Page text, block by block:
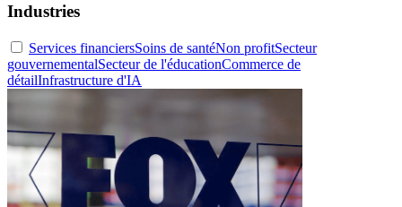
Industries
Services financiersSoins de santéNon profitSecteur
gouvernementalSecteur de l'éducationCommerce de
détailInfrastructure d'IA